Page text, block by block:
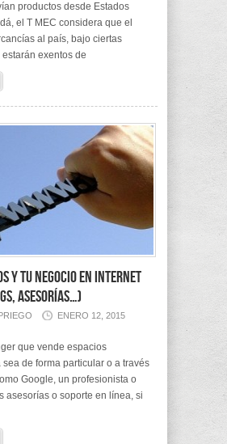
productos desde Estados
el T MEC considera que el
al país, bajo ciertas
exentos de
y tu negocio en Internet
Asesorías…)
ENERO 12, 2015
que vende espacios
de forma particular o a través
Google, un profesionista o
asesorías o soporte en línea, si